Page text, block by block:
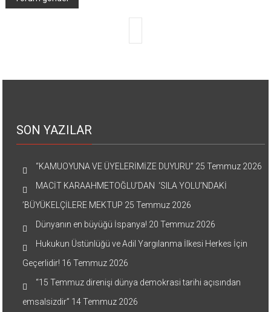
SON YAZILAR
“KAMUOYUNA VE ÜYELERİMİZE DUYURU” 25 Temmuz 2026
MACİT KARAAHMETOĞLU’DAN ‘SILA YOLU’NDAKİ
’BÜYÜKELÇİLERE MEKTUP 25 Temmuz 2026
Dünyanın en büyüğü İspanya! 20 Temmuz 2026
Hukukun Üstünlüğü ve Adil Yargılanma İlkesi Herkes İçin
Geçerlidir! 16 Temmuz 2026
“15 Temmuz direnişi dünya demokrasi tarihi açısından
emsalsizdir” 14 Temmuz 2026